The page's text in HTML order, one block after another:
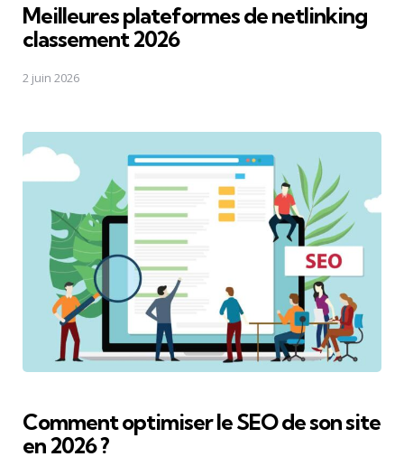
Meilleures plateformes de netlinking
classement 2026
2 juin 2026
Comment optimiser le SEO de son site
en 2026 ?